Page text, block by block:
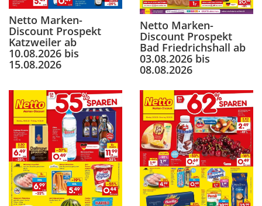
Netto Marken-
Discount Prospekt
Katzweiler ab
10.08.2026 bis
15.08.2026
Netto Marken-
Discount Prospekt
Bad Friedrichshall ab
03.08.2026 bis
08.08.2026